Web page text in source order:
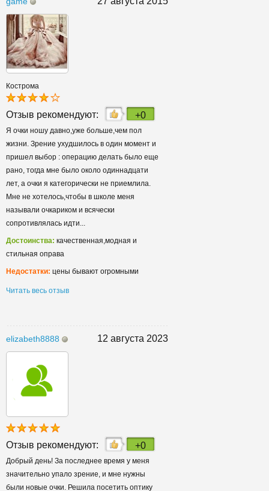
Кострома
Отзыв рекомендуют: +0
Я очки ношу давно,уже больше,чем пол
жизни. Зрение ухудшилось в один момент и
пришел выбор : операцию делать было еще
рано, тогда мне было около одиннадцати
лет, а очки я категорически не приемлила.
Мне не хотелось,чтобы в школе меня
называли очкариком и всячески
сопротивлялась идти...
Достоинства: качественная,модная и
стильная оправа
Недостатки: цены бывают огромными
Читать весь отзыв
elizabeth8888 12 августа 2023
Отзыв рекомендуют: +0
Добрый день! За последнее время у меня
значительно упало зрение, и мне нужны
были новые очки. Решила посетить оптику